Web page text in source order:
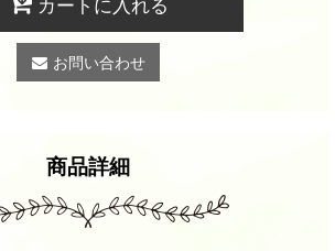
お問い合わせ
商品詳細